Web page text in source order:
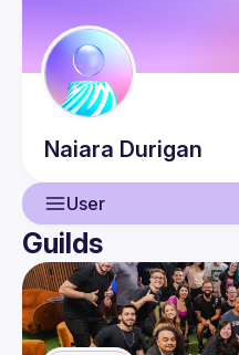
Naiara Durigan
User
User
Events
Guilds
Guilds